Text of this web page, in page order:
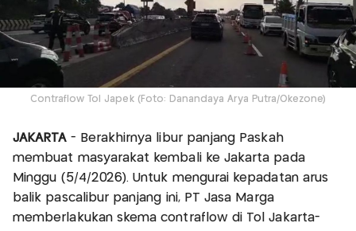
Contraflow Tol Japek (Foto: Danandaya Arya Putra/Okezone)
JAKARTA - Berakhirnya libur panjang Paskah
membuat masyarakat kembali ke Jakarta pada
Minggu (5/4/2026). Untuk mengurai kepadatan arus
balik pascalibur panjang ini, PT Jasa Marga
memberlakukan skema contraflow di Tol Jakarta-